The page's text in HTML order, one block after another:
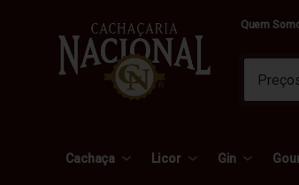
Quem
Cachaça Licor Gin